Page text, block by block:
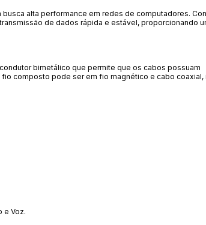
busca alta performance em redes de computadores.
de dados rápida e estável, proporcionando
bimetálico que permite que os cabos possuam
composto pode ser em fio magnético e cabo coaxial,
e Voz.